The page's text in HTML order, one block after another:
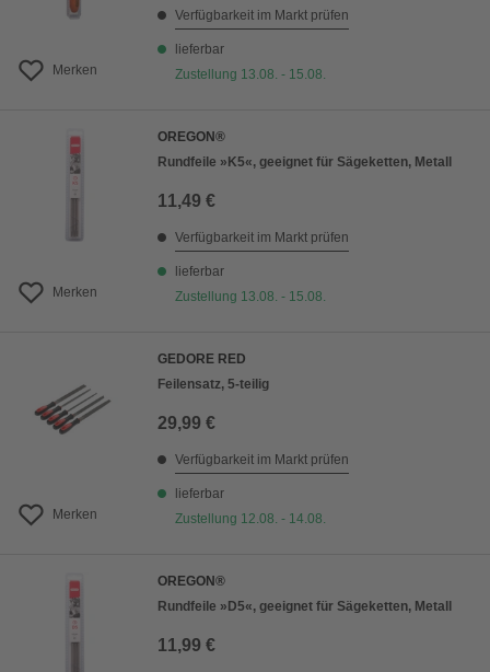
Merken
Verfügbarkeit im Markt prüfen
lieferbar
Zustellung 13.08. - 15.08.
Merken
OREGON®
Rundfeile »K5«, geeignet für Sägeketten, Metall
11,49 €
Verfügbarkeit im Markt prüfen
lieferbar
Zustellung 13.08. - 15.08.
Merken
GEDORE RED
Feilensatz, 5-teilig
29,99 €
Verfügbarkeit im Markt prüfen
lieferbar
Zustellung 12.08. - 14.08.
OREGON®
Rundfeile »D5«, geeignet für Sägeketten, Metall
11,99 €